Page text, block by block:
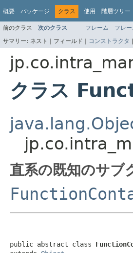
概要 パッケージ クラス 使用 階層ツリー
前のクラス 次のクラス フレーム フレ
サマリー: ネスト | フィールド | コンストラクタ |
クラス
直系の既知のサブ
public abstract class